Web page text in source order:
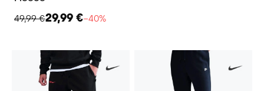
49,99 €29,99 €−40%